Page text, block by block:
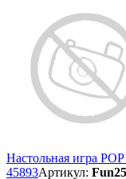
Настольная игра
45893Артикул: